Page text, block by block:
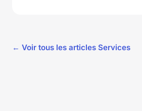
← Voir tous les articles Services